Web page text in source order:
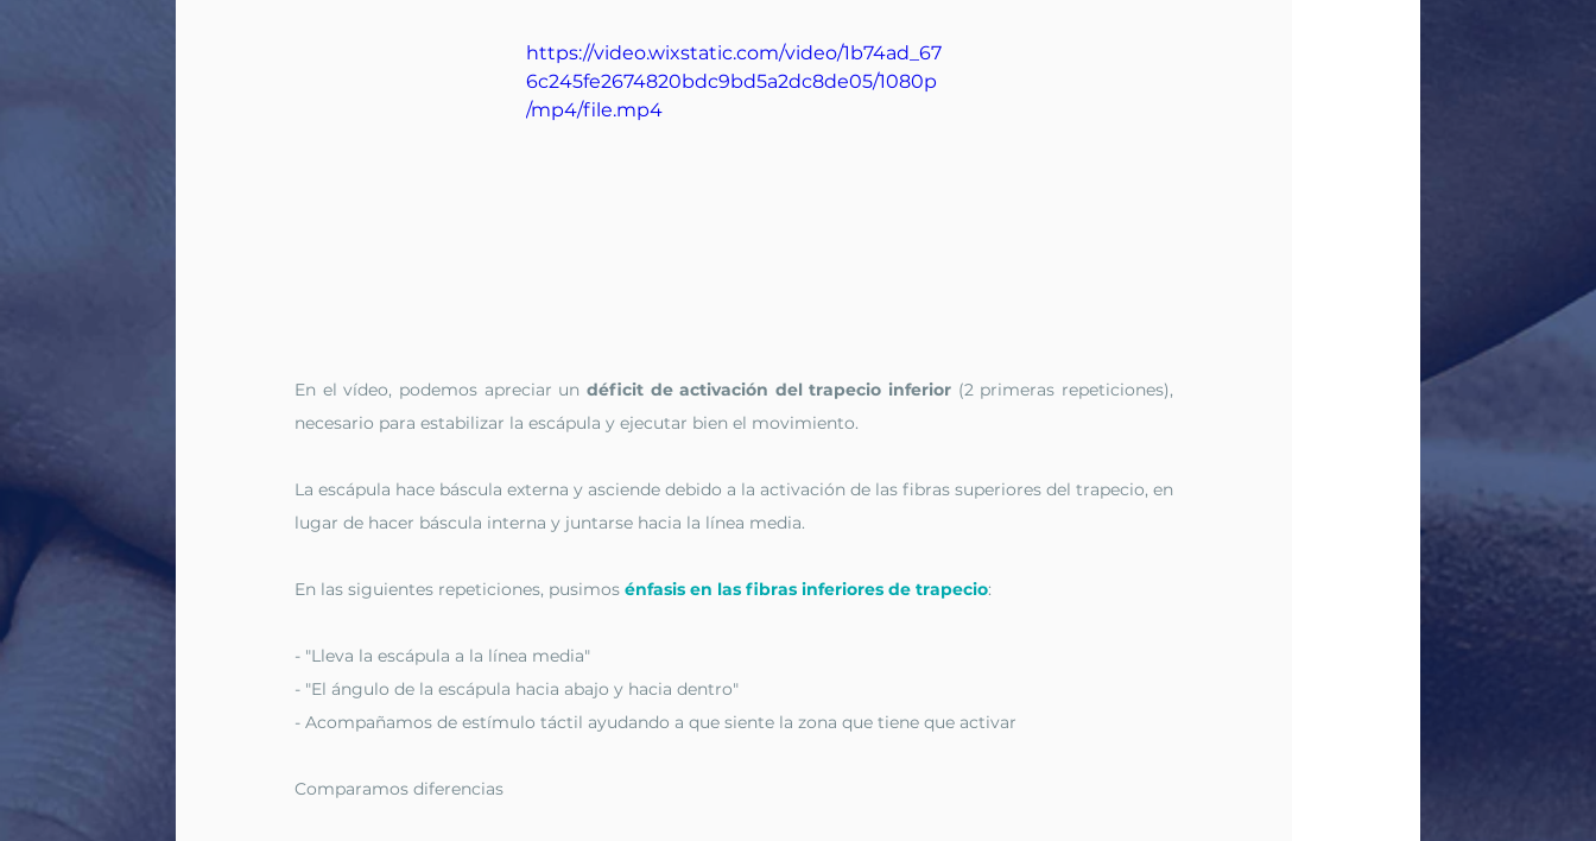
https://video.wixstatic.com/video/1b74ad_67
6c245fe2674820bdc9bd5a2dc8de05/1080p
/mp4/file.mp4
En el vídeo, podemos apreciar un déficit de activación del trapecio inferior (2 primeras repeticiones),
necesario para estabilizar la escápula y ejecutar bien el movimiento.
La escápula hace báscula externa y asciende debido a la activación de las fibras superiores del trapecio, en
lugar de hacer báscula interna y juntarse hacia la línea media.
En las siguientes repeticiones, pusimos énfasis en las fibras inferiores de trapecio:
- "Lleva la escápula a la línea media"
- "El ángulo de la escápula hacia abajo y hacia dentro"
- Acompañamos de estímulo táctil ayudando a que siente la zona que tiene que activar
Comparamos diferencias